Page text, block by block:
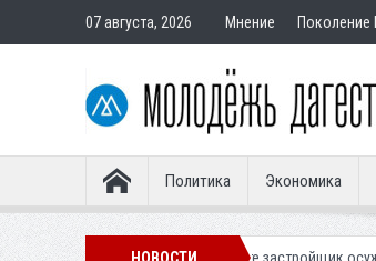
07 августа, 2026 Мнение Поколение
Политика Экономика